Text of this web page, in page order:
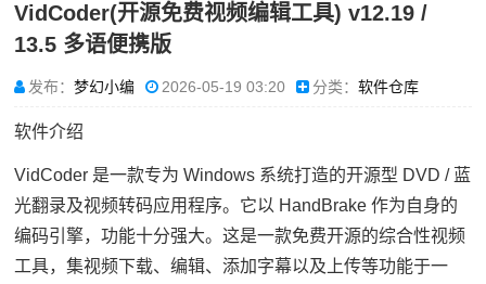
VidCoder(开源免费视频编辑工具) v12.19 /
13.5 多语便携版
发布：梦幻小编 2026-05-19 03:20 分类：软件仓库
软件介绍
VidCoder 是一款专为 Windows 系统打造的开源型 DVD / 蓝
光翻录及视频转码应用程序。它以 HandBrake 作为自身的
编码引擎，功能十分强大。这是一款免费开源的综合性视频
工具，集视频下载、编辑、添加字幕以及上传等功能于一